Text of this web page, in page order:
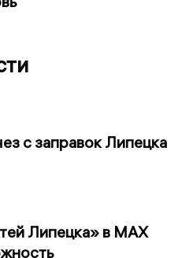
с заправок Липецка
Липецка» в MAX